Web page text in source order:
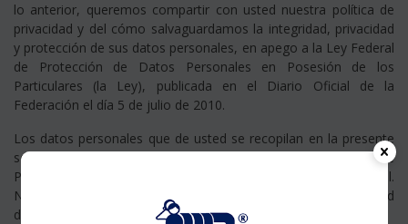
lo anterior, queremos compartir con usted nuestra política de
privacidad y del cómo salvaguardamos la integridad, privacidad
y protección de sus datos personales, en apego a la Ley Federal
de Protección de Datos Personales en Posesión de los
Particulares (la Ley), publicada en el Diario Oficial de la
Federación el día 5 de julio de 2010.
Los datos personales que de usted se recopilan en la presente
solicitud serán utilizados por la Asociación Mexicana de
Pediatría, ubicada en Montecito 38. Piso 18 Ofna. 37 Col.
Nápoles C.P. 03810, D.F. Tel. (01 55)5564-7725, con la finalidad
de brindarle información y difundir temas de educación médica.